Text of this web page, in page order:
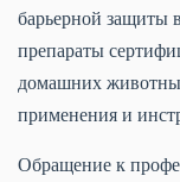
барьерной защиты
препараты
домашних
применения и
Обращение к